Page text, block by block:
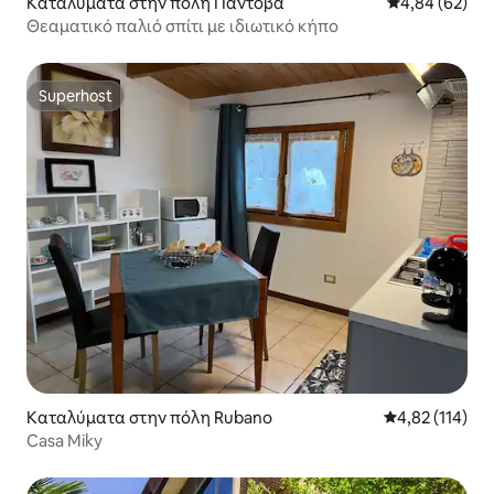
Θεαματικό παλιό σπίτι με ιδιωτικό κήπο
Superhost
Superhost
Καταλύματα στην πόλη Rubano Μέση
4,82 (114)
Casa Miky